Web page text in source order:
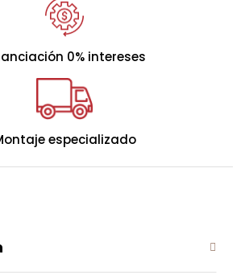
0% intereses
especializado